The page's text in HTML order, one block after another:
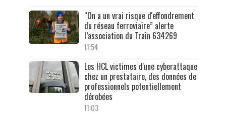
“On a un vrai risque d'effondrement
du réseau ferroviaire” alerte
l’association du Train 634269
11:54
Les HCL victimes d'une cyberattaque
chez un prestataire, des données de
professionnels potentiellement
dérobées
11:03